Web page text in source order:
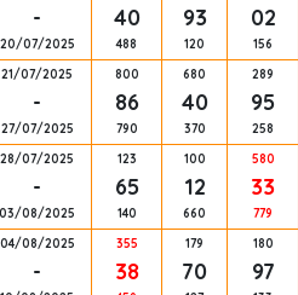
-
20/07/2025
40
488
93
120
02
156
21/07/2025
-
27/07/2025
800
86
790
680
40
370
289
95
258
28/07/2025
-
03/08/2025
123
65
140
100
12
660
580
33
779
04/08/2025
-
355
38
179
70
180
97